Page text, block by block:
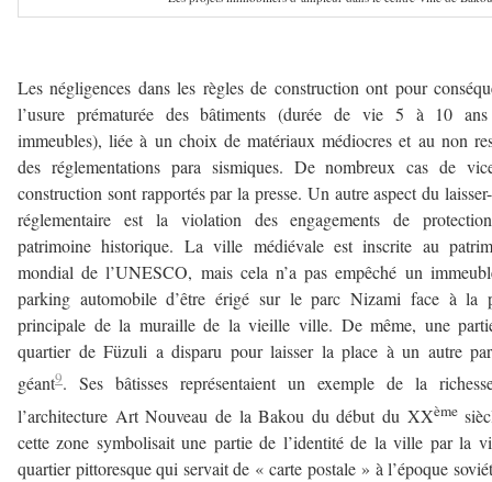
Les négligences dans les règles de construction ont pour
l’usure prématurée des bâtiments (durée de vie 5 à 10
immeubles), liée à un choix de matériaux médiocres et au non
des réglementations para sismiques. De nombreux cas de
construction sont rapportés par la presse. Un autre aspect du
réglementaire est la violation des engagements de
patrimoine historique. La ville médiévale est inscrite au
mondial de l’UNESCO, mais cela n’a pas empêché un
parking automobile d’être érigé sur le parc Nizami face à la
principale de la muraille de la vieille ville. De même, une
quartier de Füzuli a disparu pour laisser la place à un autre
géant9. Ses bâtisses représentaient un exemple de la
l’architecture Art Nouveau de la Bakou du début du XXème
cette zone symbolisait une partie de l’identité de la ville par la
quartier pittoresque qui servait de « carte postale » à l’époque